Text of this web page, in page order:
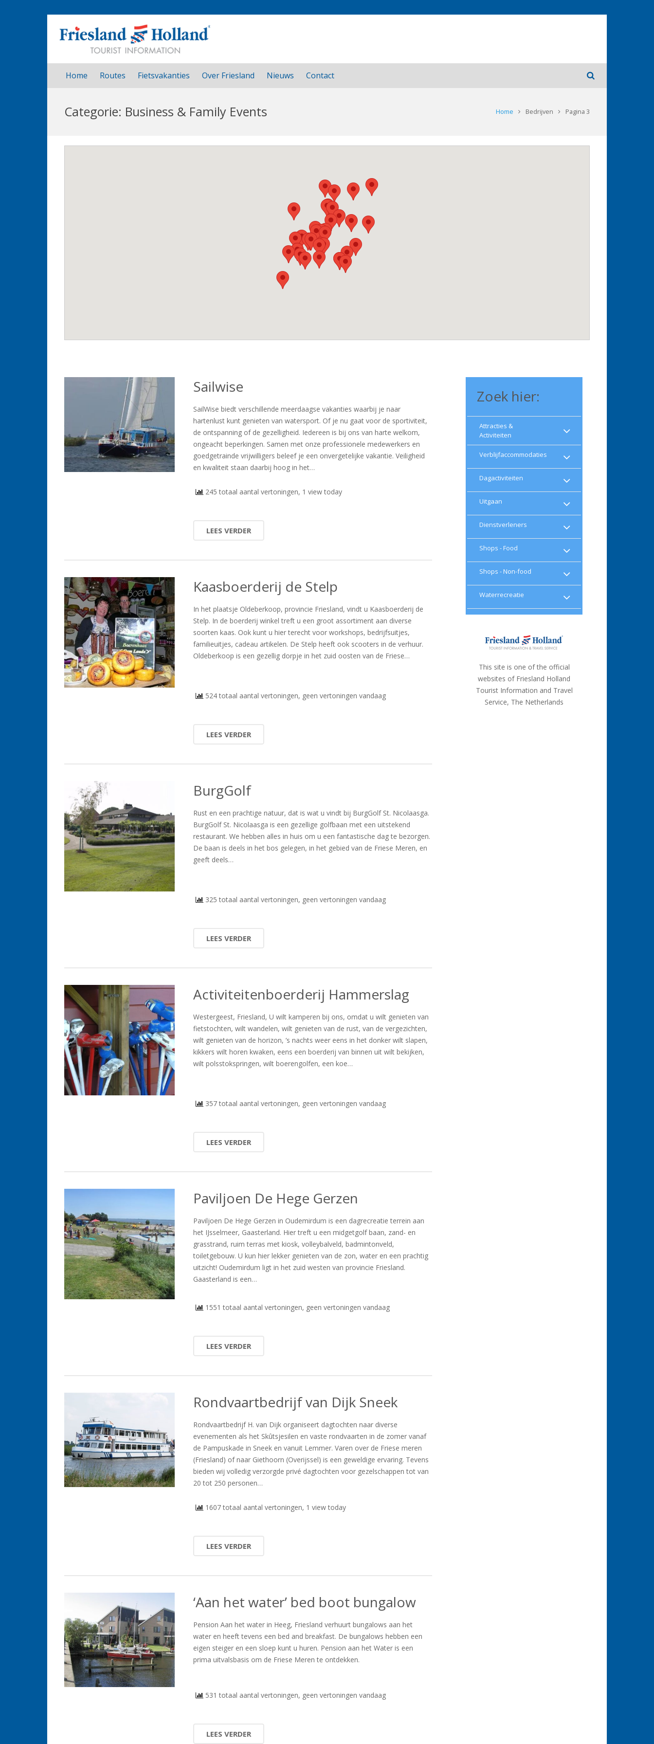
Home Routes Fietsvakanties Over Friesland Nieuws Contact
Categorie: Business & Family Events Home Bedrijven Pagina 3
Sailwise
SailWise biedt verschillende meerdaagse vakanties waarbij je naar
hartenlust kunt genieten van watersport. Of je nu gaat voor de sportiviteit,
de ontspanning of de gezelligheid. Iedereen is bij ons van harte welkom,
ongeacht beperkingen. Samen met onze professionele medewerkers en
goedgetrainde vrijwilligers beleef je een onvergetelijke vakantie. Veiligheid
en kwaliteit staan daarbij hoog in het…
245 totaal aantal vertoningen, 1 view today
LEES VERDER
Kaasboerderij de Stelp
In het plaatsje Oldeberkoop, provincie Friesland, vindt u Kaasboerderij de
Stelp. In de boerderij winkel treft u een groot assortiment aan diverse
soorten kaas. Ook kunt u hier terecht voor workshops, bedrijfsuitjes,
familieuitjes, cadeau artikelen. De Stelp heeft ook scooters in de verhuur.
Oldeberkoop is een gezellig dorpje in het zuid oosten van de Friese…
524 totaal aantal vertoningen, geen vertoningen vandaag
LEES VERDER
BurgGolf
Rust en een prachtige natuur, dat is wat u vindt bij BurgGolf St. Nicolaasga.
BurgGolf St. Nicolaasga is een gezellige golfbaan met een uitstekend
restaurant. We hebben alles in huis om u een fantastische dag te bezorgen.
De baan is deels in het bos gelegen, in het gebied van de Friese Meren, en
geeft deels…
325 totaal aantal vertoningen, geen vertoningen vandaag
LEES VERDER
Activiteitenboerderij Hammerslag
Westergeest, Friesland, U wilt kamperen bij ons, omdat u wilt genieten van
fietstochten, wilt wandelen, wilt genieten van de rust, van de vergezichten,
wilt genieten van de horizon, ’s nachts weer eens in het donker wilt slapen,
kikkers wilt horen kwaken, eens een boerderij van binnen uit wilt bekijken,
wilt polsstokspringen, wilt boerengolfen, een koe…
357 totaal aantal vertoningen, geen vertoningen vandaag
LEES VERDER
Paviljoen De Hege Gerzen
Paviljoen De Hege Gerzen in Oudemirdum is een dagrecreatie terrein aan
het IJsselmeer, Gaasterland. Hier treft u een midgetgolf baan, zand- en
grasstrand, ruim terras met kiosk, volleybalveld, badmintonveld,
toiletgebouw. U kun hier lekker genieten van de zon, water en een prachtig
uitzicht! Oudemirdum ligt in het zuid westen van provincie Friesland.
Gaasterland is een…
1551 totaal aantal vertoningen, geen vertoningen vandaag
LEES VERDER
Rondvaartbedrijf van Dijk Sneek
Rondvaartbedrijf H. van Dijk organiseert dagtochten naar diverse
evenementen als het Skûtsjesilen en vaste rondvaarten in de zomer vanaf
de Pampuskade in Sneek en vanuit Lemmer. Varen over de Friese meren
(Friesland) of naar Giethoorn (Overijssel) is een geweldige ervaring. Tevens
bieden wij volledig verzorgde privé dagtochten voor gezelschappen tot van
20 tot 250 personen…
1607 totaal aantal vertoningen, 1 view today
LEES VERDER
‘Aan het water’ bed boot bungalow
Pension Aan het water in Heeg, Friesland verhuurt bungalows aan het
water en heeft tevens een bed and breakfast. De bungalows hebben een
eigen steiger en een sloep kunt u huren. Pension aan het Water is een
prima uitvalsbasis om de Friese Meren te ontdekken.
531 totaal aantal vertoningen, geen vertoningen vandaag
LEES VERDER
Zoek hier:
Attracties &
Activiteiten
Verblijfaccommodaties
Dagactiviteiten
Uitgaan
Dienstverleners
Shops - Food
Shops - Non-food
Waterrecreatie
This site is one of the official
websites of Friesland Holland
Tourist Information and Travel
Service, The Netherlands